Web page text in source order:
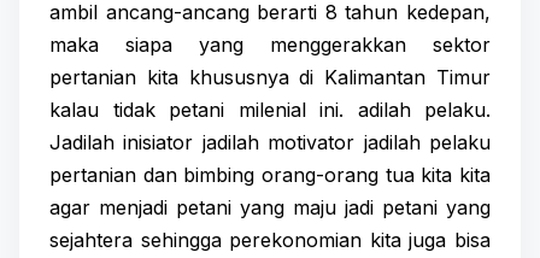
ambil ancang-ancang berarti 8 tahun kedepan,
maka siapa yang menggerakkan sektor
pertanian kita khususnya di Kalimantan Timur
kalau tidak petani milenial ini. adilah pelaku.
Jadilah inisiator jadilah motivator jadilah pelaku
pertanian dan bimbing orang-orang tua kita kita
agar menjadi petani yang maju jadi petani yang
sejahtera sehingga perekonomian kita juga bisa